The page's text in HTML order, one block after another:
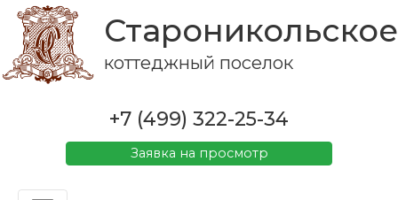
Староникольское
коттеджный поселок
+7 (499) 322-25-34
Заявка на просмотр